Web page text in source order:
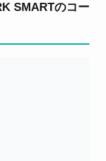
SMARTのコー